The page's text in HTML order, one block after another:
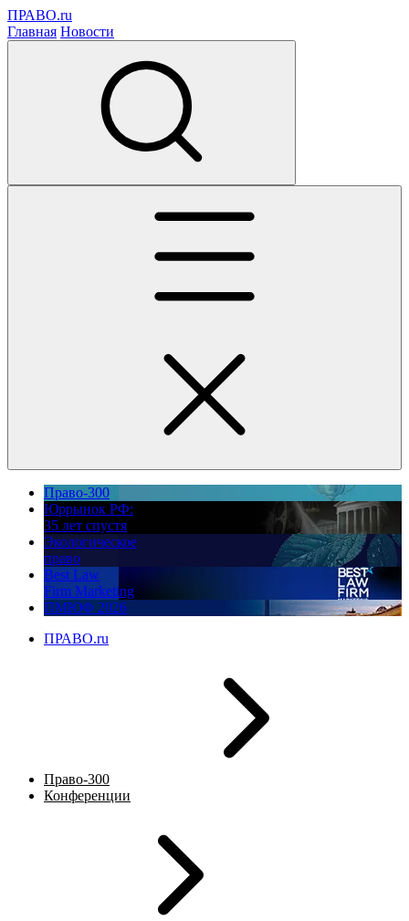
ПРАВО.ru
Главная Новости
Право-300
Юррынок РФ:
35 лет спустя
Экологическое
право
Best Law
Firm Marketing
ПМЮФ 2026
ПРАВО.ru
Право-300
Конференции